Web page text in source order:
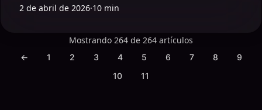
2 de abril de 2026·10 min
Mostrando 264 de 264 artículos
← 1 2 3 4 5 6 7 8
9
10
11